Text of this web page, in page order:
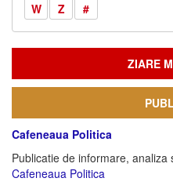
W
Z #
ZIARE
Cafeneaua Politica
Publicatie de informare, analiza
Cafeneaua Politica